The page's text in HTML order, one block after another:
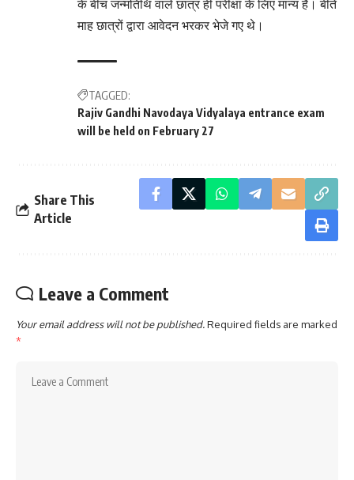
के बीच जन्मतिथि वाले छात्र ही परीक्षा के लिए मान्य है। बीते
माह छात्रों द्वारा आवेदन भरकर भेजे गए थे।
TAGGED:
Rajiv Gandhi Navodaya Vidyalaya entrance exam
will be held on February 27
Share This
Article
Leave a Comment
Your email address will not be published.Required fields are marked
*